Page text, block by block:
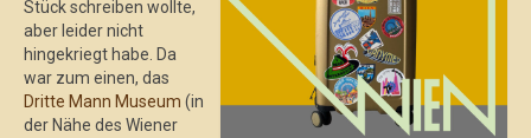
Stück schreiben wollte,
aber leider nicht
hingekriegt habe. Da
war zum einen, das
Dritte Mann Museum (in
der Nähe des Wiener